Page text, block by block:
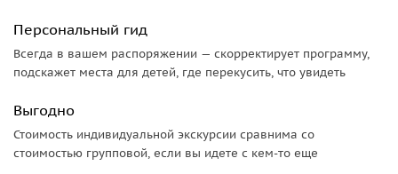
Персональный гид
Всегда в вашем распоряжении — скорректирует программу,
подскажет места для детей, где перекусить, что увидеть
Выгодно
Стоимость индивидуальной экскурсии сравнима со
стоимостью групповой, если вы идете с кем-то еще